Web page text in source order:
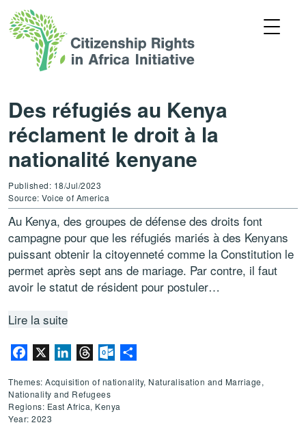
Des réfugiés au Kenya
réclament le droit à la
nationalité kenyane
Published: 18/Jul/2023
Source: Voice of America
Au Kenya, des groupes de défense des droits font
campagne pour que les réfugiés mariés à des Kenyans
puissant obtenir la citoyenneté comme la Constitution le
permet après sept ans de mariage. Par contre, il faut
avoir le statut de résident pour postuler…
Lire la suite
Facebook LinkedInThreadsOutlook.com
Themes: Acquisition of nationality, Naturalisation and Marriage,
Nationality and Refugees
Regions: East Africa, Kenya
Year: 2023